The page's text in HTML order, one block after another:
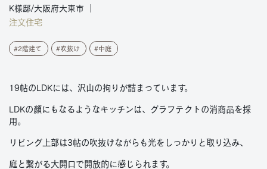
K様邸/大阪府大東市
注文住宅
2階建て 吹抜け 中庭
19帖のLDKには、沢山の拘りが詰まっています。
LDKの顔にもなるようなキッチンは、グラフテクトの消商品を採
用。
リビング上部は3帖の吹抜けながらも光をしっかりと取り込み、
庭と繋がる大開口で開放的に感じられます。